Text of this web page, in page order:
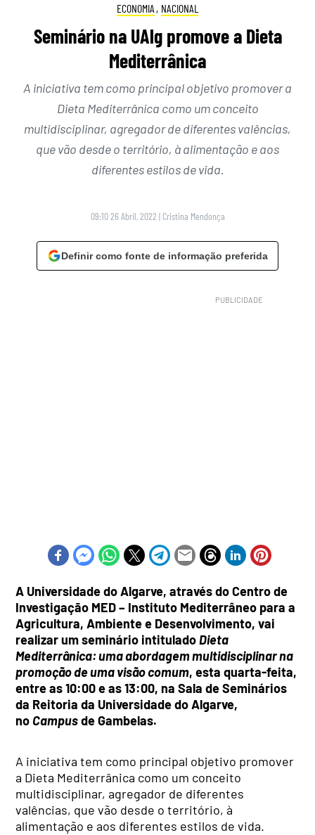
ECONOMIA , NACIONAL
Seminário na UAlg promove a Dieta
Mediterrânica
A iniciativa tem como principal objetivo promover a
Dieta Mediterrânica como um conceito
multidisciplinar, agregador de diferentes valências,
que vão desde o território, à alimentação e aos
diferentes estilos de vida.
09:10 26 Abril, 2022 | Cristina Mendonça
Definir como fonte de informação preferida
A Universidade do Algarve, através do Centro de
Investigação MED – Instituto Mediterrâneo para a
Agricultura, Ambiente e Desenvolvimento, vai
realizar um seminário intituladoDieta
Mediterrânica: uma abordagem multidisciplinar na
promoção de uma visão comum, esta quarta-feita,
entre as 10:00 e as 13:00, na Sala de Seminários
da Reitoria da Universidade do Algarve,
no Campusde Gambelas.
A iniciativa tem como principal objetivo promover
a Dieta Mediterrânica como um conceito
multidisciplinar, agregador de diferentes
valências, que vão desde o território, à
alimentação e aos diferentes estilos de vida.